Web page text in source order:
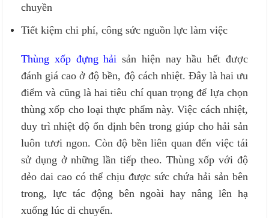
chuyền
Tiết kiệm chi phí, công sức nguồn lực làm việc
Thùng xốp đựng hải sản hiện nay hầu hết được
đánh giá cao ở độ bền, độ cách nhiệt. Đây là hai ưu
điểm và cũng là hai tiêu chí quan trọng để lựa chọn
thùng xốp cho loại thực phẩm này. Việc cách nhiệt,
duy trì nhiệt độ ổn định bên trong giúp cho hải sản
luôn tươi ngon. Còn độ bền liên quan đến việc tái
sử dụng ở những lần tiếp theo. Thùng xốp với độ
dẻo dai cao có thể chịu được sức chứa hải sản bên
trong, lực tác động bên ngoài hay nâng lên hạ
xuống lúc di chuyển.